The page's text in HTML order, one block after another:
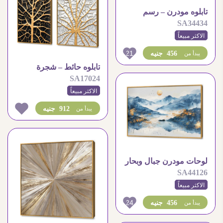
تابلوه حائط – شجرة
SA17024
الاكثر مبيعاً
912 جنيه يبدأ من
تابلوه مودرن – رسم
رخامي
SA34434
الاكثر مبيعاً
456 جنيه يبدأ من 21
لوحات مودرن جبال وبحار
وطيور برسم تجريدي
SA44126
الاكثر مبيعاً
456 جنيه يبدأ من 24